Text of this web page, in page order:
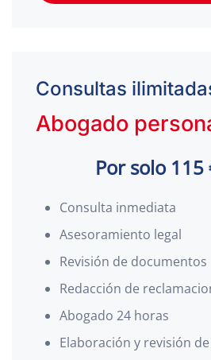
Consultas
Abogado
Por solo
Consulta inmediata
Asesoramiento legal
Revisión de documentos
Redacción de
Abogado 24 horas
Elaboración y revisión